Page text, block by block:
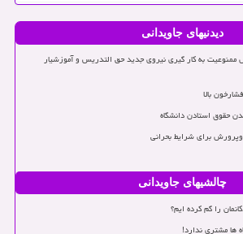
دیدنیهای جاویدانی
به کار گیری نیروی جدید حق التدریس و آموزشیار
بالا
حقوق استادن دانشگاه
برای شرایط بحرانی
چالشیهای جاویدانی
را گم کرده ایم؟